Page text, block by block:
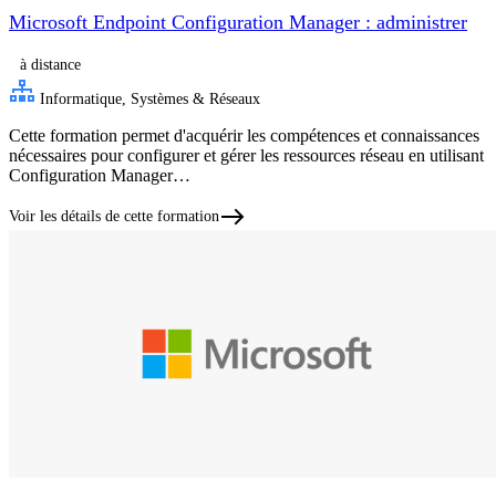
Microsoft Endpoint Configuration Manager : administrer
à distance
Informatique, Systèmes & Réseaux
Cette formation permet d'acquérir les compétences et connaissances
nécessaires pour configurer et gérer les ressources réseau en utilisant
Configuration Manager…
Voir les détails de cette formation